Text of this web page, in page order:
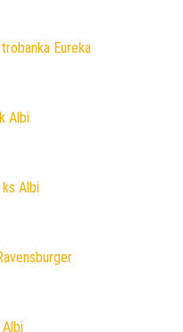
Eureka
399 Kč.
Albi
65 Kč.
Albi
59 Kč.
999 Kč.
Albi